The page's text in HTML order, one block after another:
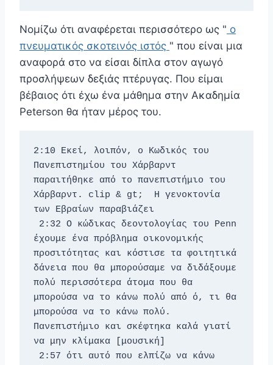
Νομίζω ότι αναφέρεται περισσότερο ως " ο
πνευματικός σκοτεινός ιστός " που είναι μια
αναφορά στο να είσαι δίπλα στον αγωγό
προσλήψεων δεξιάς πτέρυγας. Που είμαι
βέβαιος ότι έχω ένα μάθημα στην Ακαδημία
Peterson θα ήταν μέρος του.
2:10 Εκεί, λοιπόν, ο Κωδικός του
Πανεπιστημίου του Χάρβαρντ
παραιτήθηκε από το πανεπιστήμιο του
Χάρβαρντ. clip & gt;  Η γενοκτονία
των Εβραίων παραβιάζει
έχουμε ένα πρόβλημα οικονομικής
προσιτότητας και κόστισε τα φοιτητικά
δάνεια που θα μπορούσαμε να διδάξουμε
πολύ περισσότερα άτομα που θα
μπορούσα να το κάνω πολύ από ό, τι θα
μπορούσα να το κάνω πολύ.
Πανεπιστήμιο και σκέφτηκα καλά γιατί
να μην κλίμακα [μουσική]